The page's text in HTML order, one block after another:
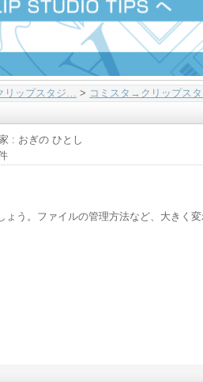
ップスタジ… > コミスタ→クリップスタ
: おぎの ひとし
う。ファイルの管理方法など、大きく変